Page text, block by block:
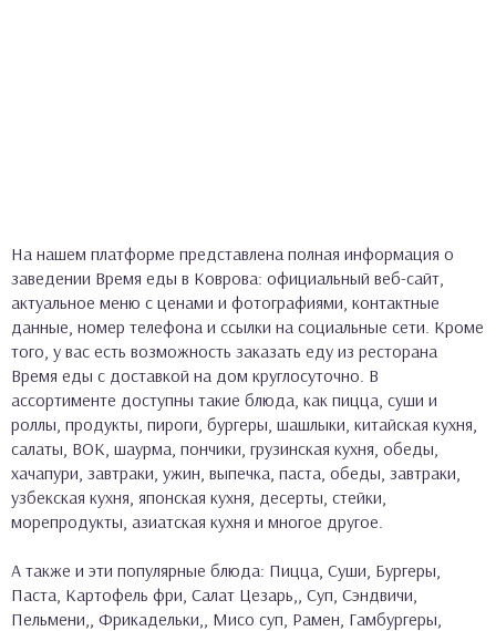
На нашем платформе представлена полная информация о
заведении Время еды в Коврова: официальный веб-сайт,
актуальное меню с ценами и фотографиями, контактные
данные, номер телефона и ссылки на социальные сети. Кроме
того, у вас есть возможность заказать еду из ресторана
Время еды с доставкой на дом круглосуточно. В
ассортименте доступны такие блюда, как пицца, суши и
роллы, продукты, пироги, бургеры, шашлыки, китайская кухня,
салаты, ВОК, шаурма, пончики, грузинская кухня, обеды,
хачапури, завтраки, ужин, выпечка, паста, обеды, завтраки,
узбекская кухня, японская кухня, десерты, стейки,
морепродукты, азиатская кухня и многое другое.
А также и эти популярные блюда: Пицца, Суши, Бургеры,
Паста, Картофель фри, Салат Цезарь,, Суп, Сэндвичи,
Пельмени,, Фрикадельки,, Мисо суп, Рамен, Гамбургеры,